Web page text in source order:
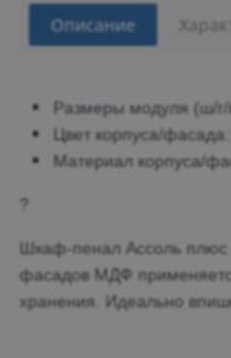
Описание
Размеры модуля (ш/
Цвет корпуса/
Материал корпуса/
?
Шкаф-пенал Ассоль плюс
фасадов МДФ
хранения. Идеально